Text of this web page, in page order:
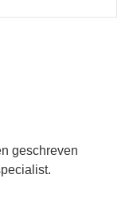
geschreven